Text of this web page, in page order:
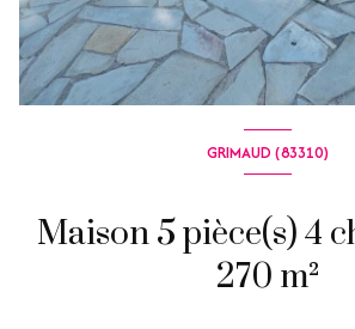
GRIMAUD (83310)
Maison 5 pièce(s) 4 chambre(s)
270 m²